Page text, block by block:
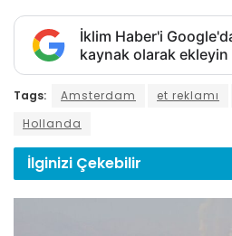
İklim Haber'i
kaynak olarak ekleyin
Tags: Amsterdam et reklamı
Hollanda
İlginizi Çekebilir